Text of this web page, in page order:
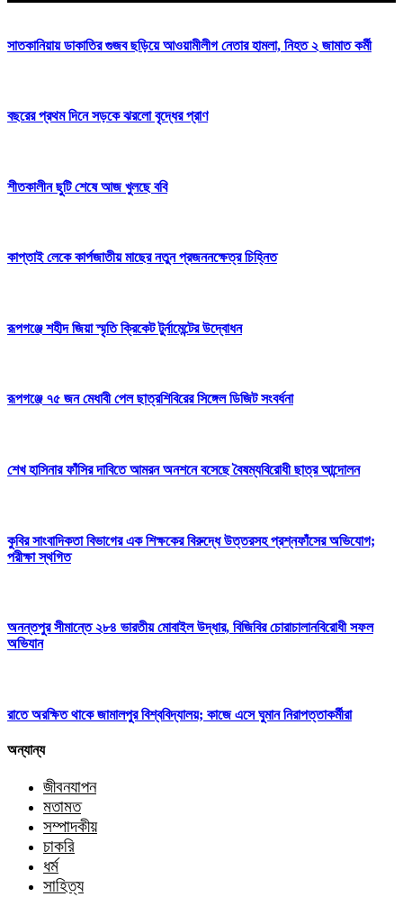
সাতকানিয়ায় ডাকাতির গুজব ছড়িয়ে আওয়ামীলীগ নেতার হামলা, নিহত ২ জামাত কর্মী
বছরের প্রথম দিনে সড়কে ঝরলো বৃদ্ধের প্রাণ
শীতকালীন ছুটি শেষে আজ খুলছে ববি
কাপ্তাই লেকে কার্পজাতীয় মাছের নতুন প্রজননক্ষেত্র চিহ্নিত
রূপগঞ্জে শহীদ জিয়া স্মৃতি ক্রিকেট টুর্নামেন্টের উদ্বোধন
রূপগঞ্জে ৭৫ জন মেধাবী পেল ছাত্রশিবিরের সিঙ্গেল ডিজিট সংবর্ধনা
শেখ হাসিনার ফাঁসির দাবিতে আমরন অনশনে বসেছে বৈষম্যবিরোধী ছাত্র আন্দোলন
কুবির সাংবাদিকতা বিভাগের এক শিক্ষকের বিরুদ্ধে উত্তরসহ প্রশ্নফাঁসের অভিযোগ;
পরীক্ষা স্থগিত
অনন্তপুর সীমান্তে ২৮৪ ভারতীয় মোবাইল উদ্ধার, বিজিবির চোরাচালানবিরোধী সফল
অভিযান
রাতে অরক্ষিত থাকে জামালপুর বিশ্ববিদ্যালয়; কাজে এসে ঘুমান নিরাপত্তাকর্মীরা
অন্যান্য
জীবনযাপন
মতামত
সম্পাদকীয়
চাকরি
ধর্ম
সাহিত্য